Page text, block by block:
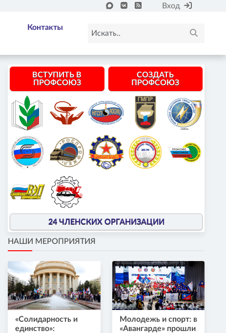
Вход
Контакты
ВСТУПИТЬ В
ПРОФСОЮЗ
СОЗДАТЬ
ПРОФСОЮЗ
24 ЧЛЕНСКИХ ОРГАНИЗАЦИИ
НАШИ МЕРОПРИЯТИЯ
«Солидарность и
единство»:
Молодежь и спорт: в
«Авангарде» прошли